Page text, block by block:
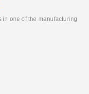
one of the manufacturing